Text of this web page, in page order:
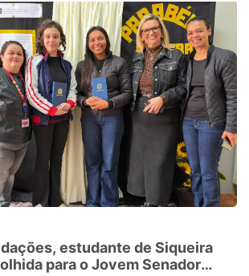
estudante de Siqueira
para o Jovem Senador